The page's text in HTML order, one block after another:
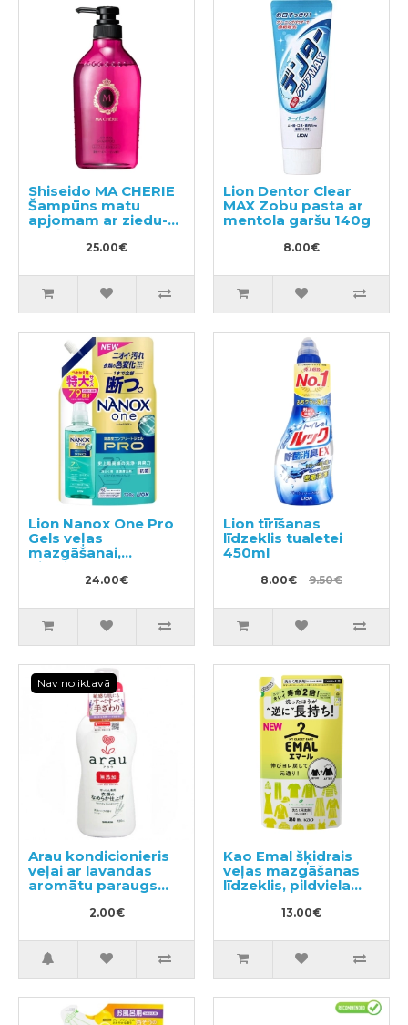
Shiseido MA CHERIE
Šampūns matu
apjomam ar ziedu-
augļu aromātu
25.00€
Lion Dentor Clear
MAX Zobu pasta ar
mentola garšu 140g
8.00€
Lion Nanox One Pro
Gels veļas
mazgāšanai,
pildviela 790g
24.00€
Lion tīrīšanas
līdzeklis tualetei
450ml
8.00€ 9.50€
Nav noliktavā
Arau kondicionieris
veļai ar lavandas
aromātu paraugs
2.00€
Kao Emal šķidrais
veļas mazgāšanas
līdzeklis, pildviela
13.00€